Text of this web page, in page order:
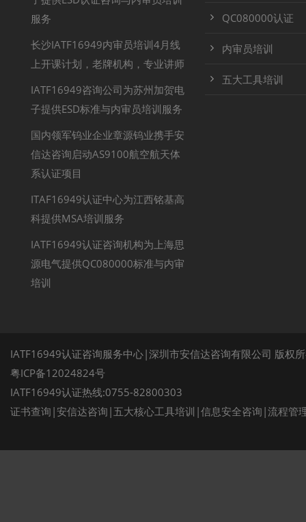
服务
长沙IATF16949内审员培训4月线
上开课计划，老牌机构，专业讲师
IATF16949咨询公司为苏州加贺电
子提供ESD标准与内审员培训服务
国内领军钨业企业章源钨业携手安
信达咨询启动AS9100航空航天体
系认证项目
ITAF16949认证中心为江西铭基高
科提供MSA培训服务
IATF16949认证咨询机构为上海思
源电气提供QC080000标准与内审
培训
QC080000认证
内审员培训
五大工具培训
IATF16949认证咨询服务中心|深圳市安信达咨询有限公司 版权
粤ICP备12024824号
IATF16949认证热线:0755-82800303
证书查询 | 安信达咨询 | 五大核心工具培训 |信息安全咨询 |流程管